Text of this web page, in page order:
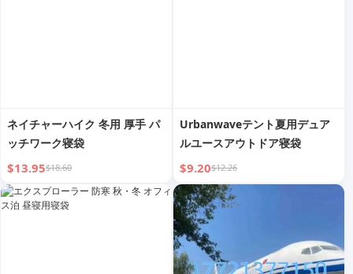
ネイチャーハイク 冬用 厚手 パ
ッチワーク寝袋
$13.95$18.60
Urbanwaveテント夏用デュア
ルユースアウトドア寝袋
$9.20$12.26